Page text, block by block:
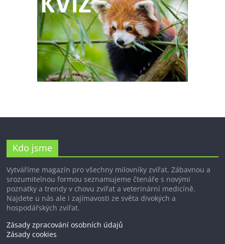
Kdo jsme
Vytváříme magazín pro všechny milovníky zvířat. Zábavnou a
srozumitelnou formou seznamujeme čtenáře s novými
poznatky a trendy v chovu zvířat a veterinární medicíně.
Najdete u nás ale i zajímavosti ze světa divokých a
hospodářských zvířat.
Zásady zpracování osobních údajů
Zásady cookies